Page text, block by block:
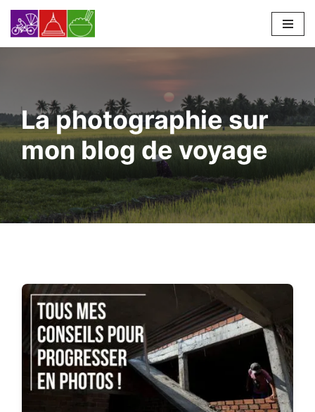
Skip
La photographie sur
mon blog de voyage